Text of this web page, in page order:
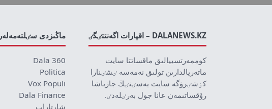
DALANEWS.KZ – اقپارات اگەنتتٸگٸ
كوممەرتسييالىق ماقساتتا سايت
ماتەريالدارىن تولىق نەمەسە ٸشٸنارا
كٶشٸرۋگە سايت يەسٸنٸڭ جازباشا
رۇقساتىمەن عانا جول بەرٸلەدٸ.
ماڭىزدى سٸلتەمەلەر
Dala 360
Politica
Vox Populi
Dala Finance
شارتاراپ